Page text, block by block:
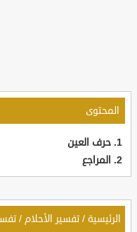
المحتوى
حرف العين
المراجع
الرئيسية / تفسير الأحلام /